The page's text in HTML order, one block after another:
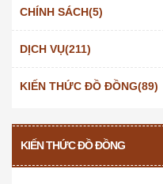
CHÍNH SÁCH(5)
DỊCH VỤ(211)
KIẾN THỨC ĐỒ ĐỒNG(89)
KIẾN THỨC ĐỒ ĐỒNG